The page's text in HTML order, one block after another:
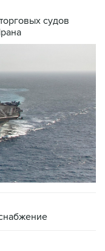
судов